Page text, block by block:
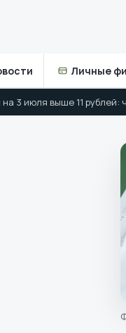
Личные